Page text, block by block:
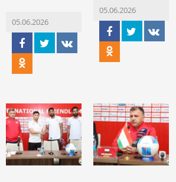
05.06.2026
05.06.2026